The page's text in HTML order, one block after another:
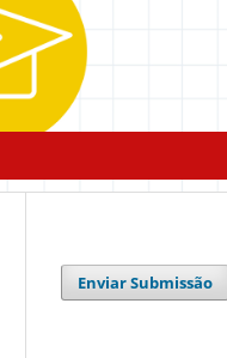
Enviar Submissão